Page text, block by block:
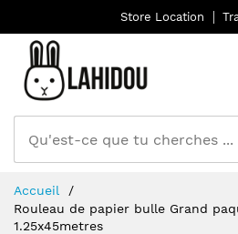
Store Location
au
contenu
Accueil
Rouleau de papier bulle Grand
1.25x45metres